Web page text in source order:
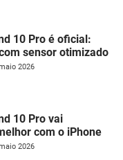
10 Pro é oficial:
sensor otimizado
2026
10 Pro vai
com o iPhone
2026